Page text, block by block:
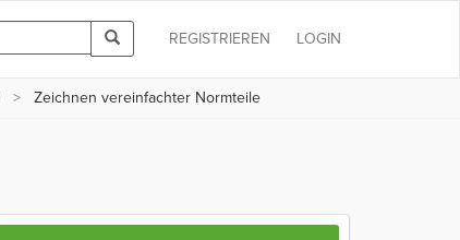
LOGIN
REGISTRIEREN
Zeichnen vereinfachter Normteile